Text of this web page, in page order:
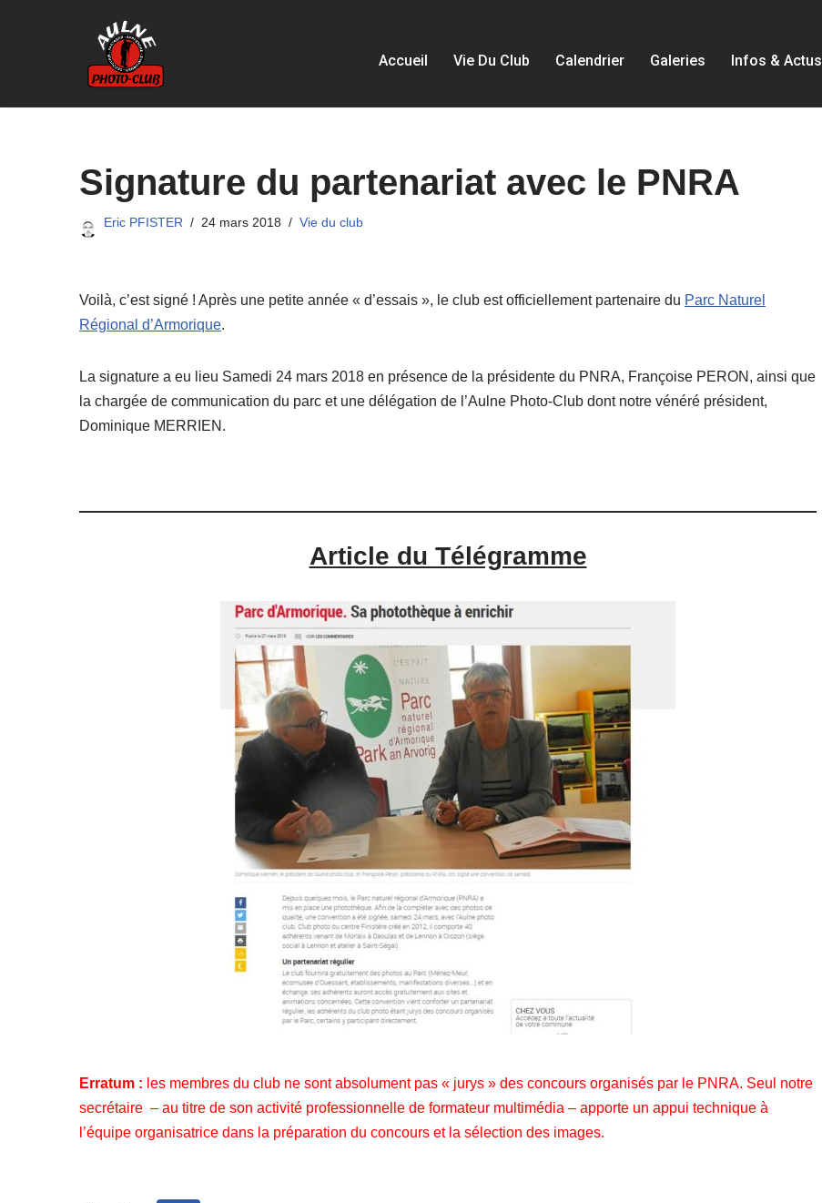
Accueil Vie Du Club Calendrier Galeries Infos & Actus
Signature du partenariat avec le PNRA
Eric PFISTER 24 mars 2018 Vie du club
Voilà, c’est signé ! Après une petite année « d’essais », le club est officiellement partenaire du Parc Naturel
Régional d’Armorique.
La signature a eu lieu Samedi 24 mars 2018 en présence de la présidente du PNRA, Françoise PERON, ainsi que
la chargée de communication du parc et une délégation de l’Aulne Photo-Club dont notre vénéré président,
Dominique MERRIEN.
Article du Télégramme
Erratum : les membres du club ne sont absolument pas « jurys » des concours organisés par le PNRA. Seul notre
secrétaire – au titre de son activité professionnelle de formateur multimédia – apporte un appui technique à
l’équipe organisatrice dans la préparation du concours et la sélection des images.